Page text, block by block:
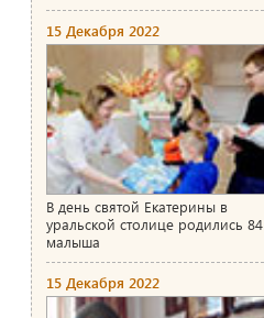
15 Декабря 2022
В день святой Екатерины в
уральской столице родились 84
малыша
15 Декабря 2022